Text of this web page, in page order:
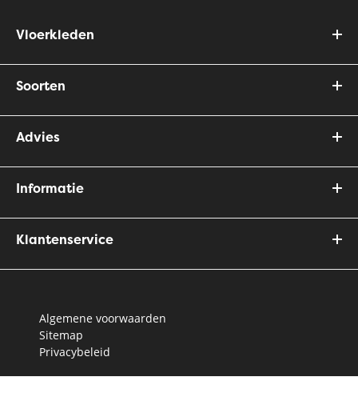
Vloerkleden
Soorten
Advies
Informatie
Klantenservice
Algemene voorwaarden
Sitemap
Privacybeleid